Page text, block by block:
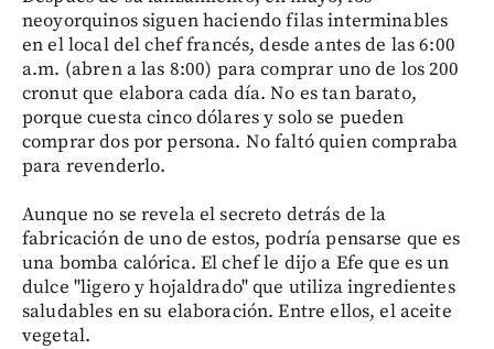
neoyorquinos siguen haciendo filas interminables
en el local del chef francés, desde antes de las 6:00
a.m. (abren a las 8:00) para comprar uno de los 200
cronut que elabora cada día. No es tan barato,
porque cuesta cinco dólares y solo se pueden
comprar dos por persona. No faltó quien compraba
para revenderlo.
Aunque no se revela el secreto detrás de la
fabricación de uno de estos, podría pensarse que es
una bomba calórica. El chef le dijo a Efe que es un
dulce "ligero y hojaldrado" que utiliza ingredientes
saludables en su elaboración. Entre ellos, el aceite
vegetal.